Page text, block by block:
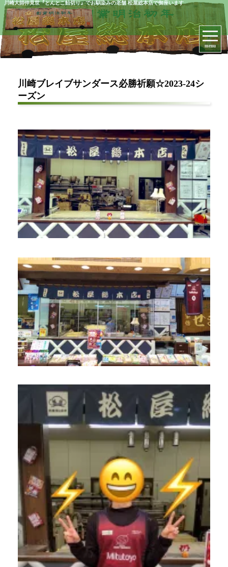
川崎大師仲見世『とんとこ飴切り』でお馴染みの老舗 松屋総本店で御座います
menu
川崎ブレイブサンダース必勝祈願☆2023-24シ
ーズン